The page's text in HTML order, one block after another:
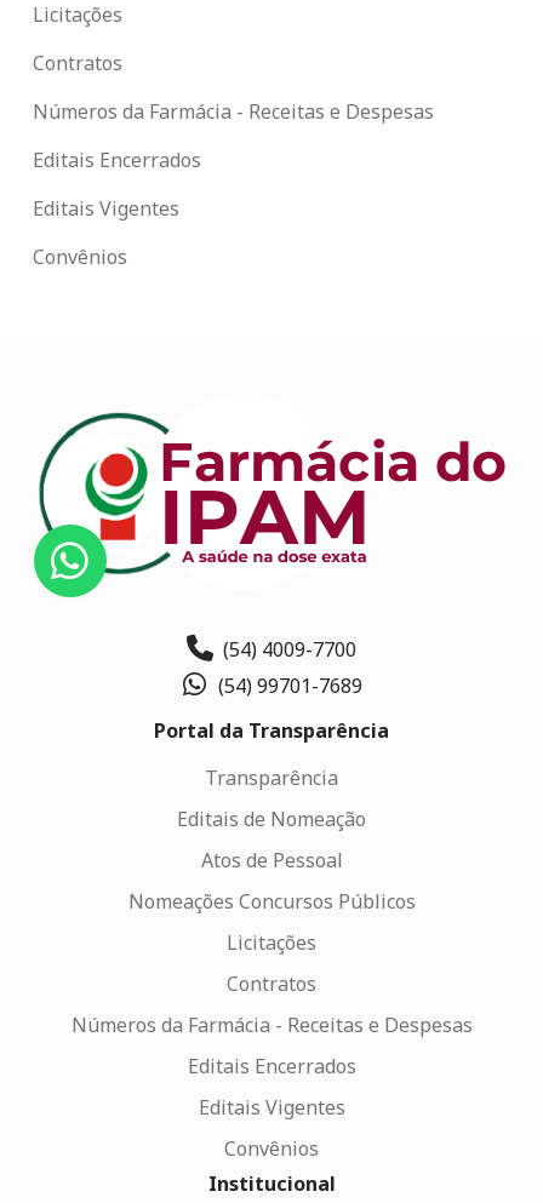
Licitações
Contratos
Números da Farmácia - Receitas e Despesas
Editais Encerrados
Editais Vigentes
Convênios
(54) 4009-7700
(54) 99701-7689
Portal da Transparência
Transparência
Editais de Nomeação
Atos de Pessoal
Nomeações Concursos Públicos
Licitações
Contratos
Números da Farmácia - Receitas e Despesas
Editais Encerrados
Editais Vigentes
Convênios
Institucional